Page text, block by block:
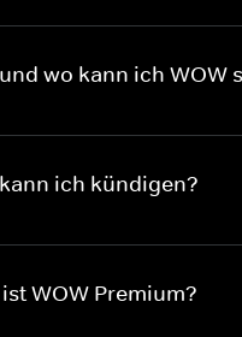
wo kann ich WOW
ich kündigen?
WOW Premium?